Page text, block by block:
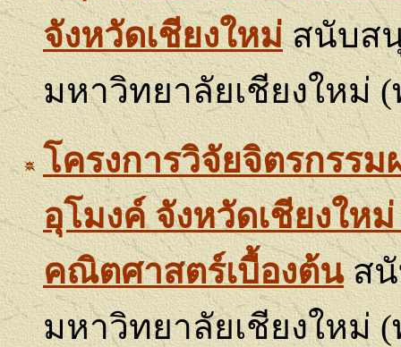
จังหวัดเชียงใหม่ สนับส
มหาวิทยาลัยเชียงใหม่(
โครงการวิจัยจิตรกรรม
อุโมงค์ จังหวัดเชียงให
คณิตศาสตร์เบื้องต้นสนั
มหาวิทยาลัยเชียงใหม่ (